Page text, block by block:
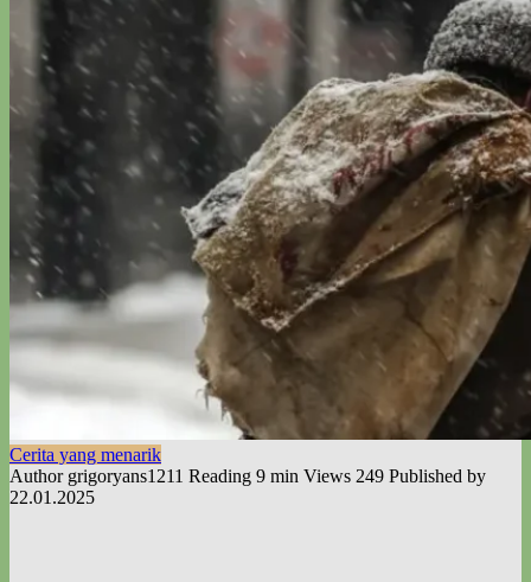
Cerita yang menarik
Author grigoryans1211 Reading 9 min Views 249 Published by
22.01.2025